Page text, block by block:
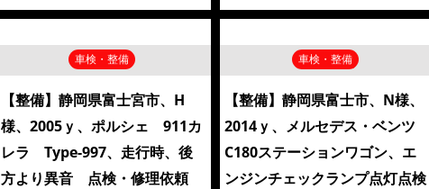
車検・整備
【整備】静岡県富士宮市、H
様、2005ｙ、ポルシェ 911カ
レラ Type-997、走行時、後
方より異音 点検・修理依頼
車検・整備
【整備】静岡県富士市、N様、
2014ｙ、メルセデス・ベンツ
C180ステーションワゴン、エ
ンジンチェックランプ点灯点検